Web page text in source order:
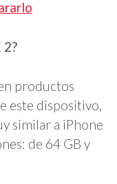
2?
productos
este dispositivo,
similar a iPhone
de 64 GB y